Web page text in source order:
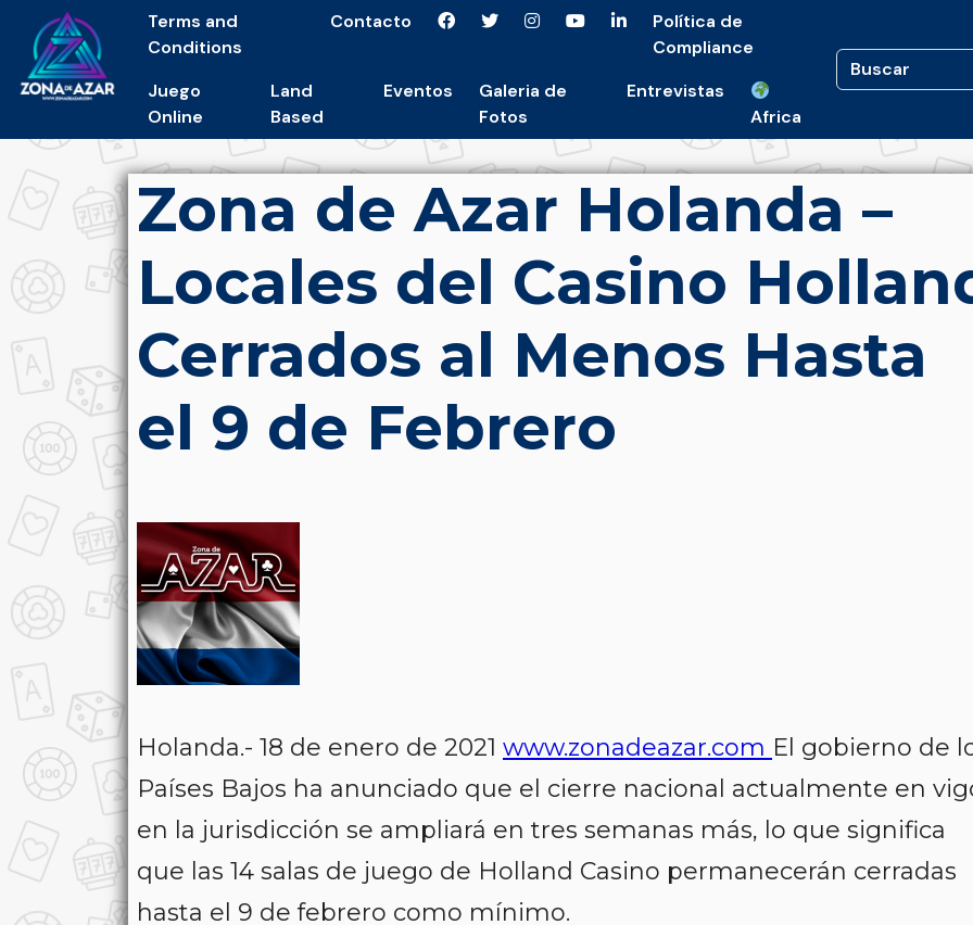
Terms and
Conditions
Contacto
Política de
Compliance
Juego
Online
Land
Based
Eventos
Galeria de
Fotos
Entrevistas
Africa
Zona de Azar Holanda –
Locales del Casino
Cerrados al Menos Hasta
el 9 de Febrero
Holanda.- 18 de enero de 2021 www.zonadeazar.com El gobierno de
Países Bajos ha anunciado que el cierre nacional actualmente en
en la jurisdicción se ampliará en tres semanas más, lo que significa
que las 14 salas de juego de Holland Casino permanecerán cerradas
hasta el 9 de febrero como mínimo.